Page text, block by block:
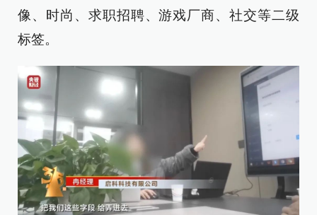
像、时尚、求职招聘、游戏厂商、社交等二级
标签。